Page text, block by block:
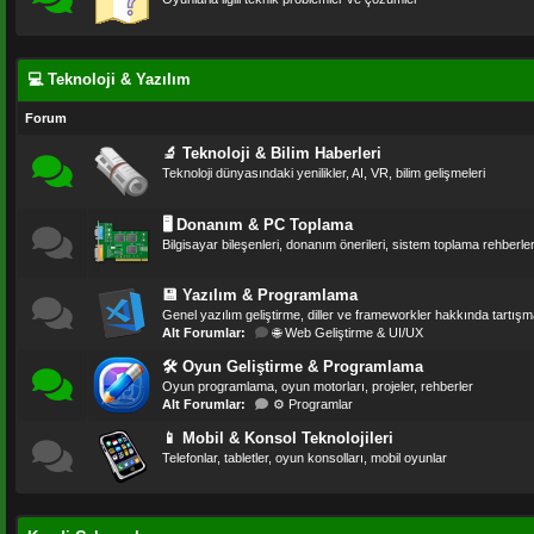
💻 Teknoloji & Yazılım
Forum
🔬 Teknoloji & Bilim Haberleri
Teknoloji dünyasındaki yenilikler, AI, VR, bilim gelişmeleri
🖥 Donanım & PC Toplama
Bilgisayar bileşenleri, donanım önerileri, sistem toplama
💾 Yazılım & Programlama
Genel yazılım geliştirme, diller ve frameworkler hakkında
Alt Forumlar:
🌐 Web Geliştirme & UI/UX
🛠 Oyun Geliştirme & Programlama
Oyun programlama, oyun motorları, projeler, rehberler
Alt Forumlar:
⚙️ Programlar
📱 Mobil & Konsol Teknolojileri
Telefonlar, tabletler, oyun konsolları, mobil oyunlar